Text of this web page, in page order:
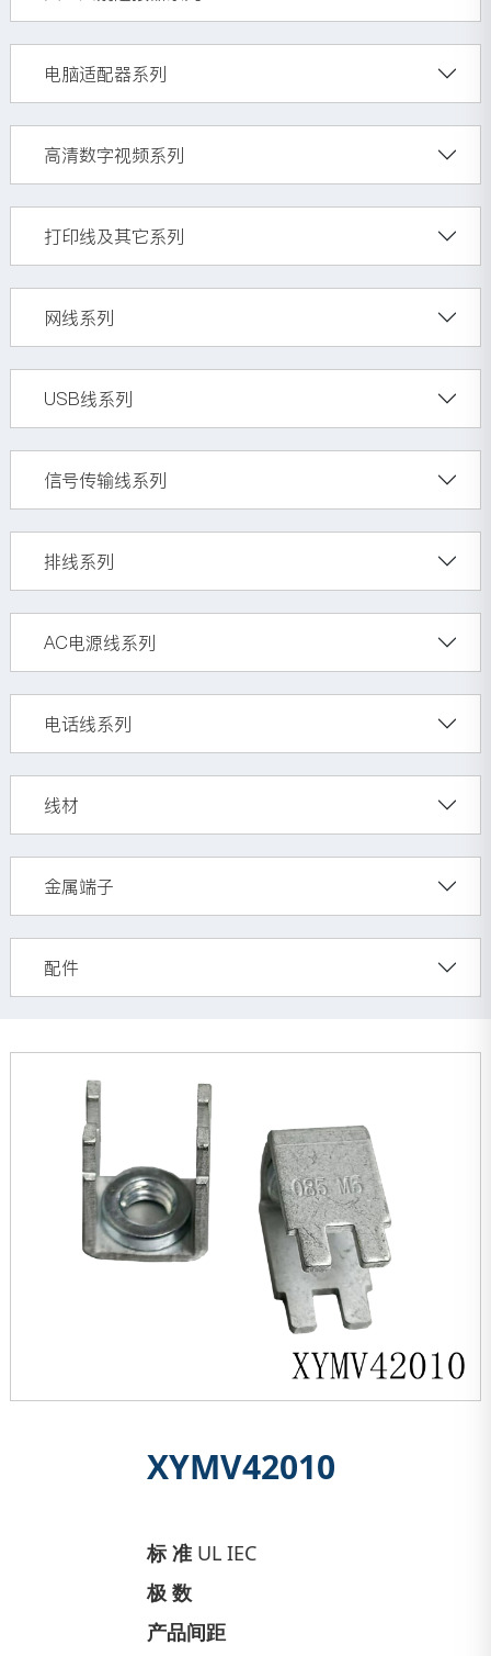
电脑适配器系列
高清数字视频系列
打印线及其它系列
网线系列
USB线系列
信号传输线系列
排线系列
AC电源线系列
电话线系列
线材
金属端子
配件
XYMV42010
标 准 UL IEC
极 数
产品间距